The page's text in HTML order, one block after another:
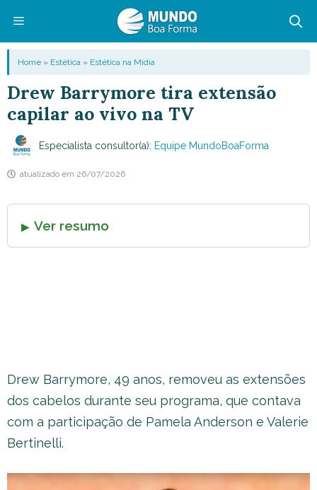
conteúdo
Menu
Home » Estética » Estética na Mídia
Drew Barrymore tira extensão
capilar ao vivo na TV
Especialista consultor(a): Equipe MundoBoaForma
atualizado em 26/07/2026
Ver resumo
Drew Barrymore, 49 anos, removeu as extensões
dos cabelos durante seu programa, que contava
com a participação de Pamela Anderson e Valerie
Bertinelli.